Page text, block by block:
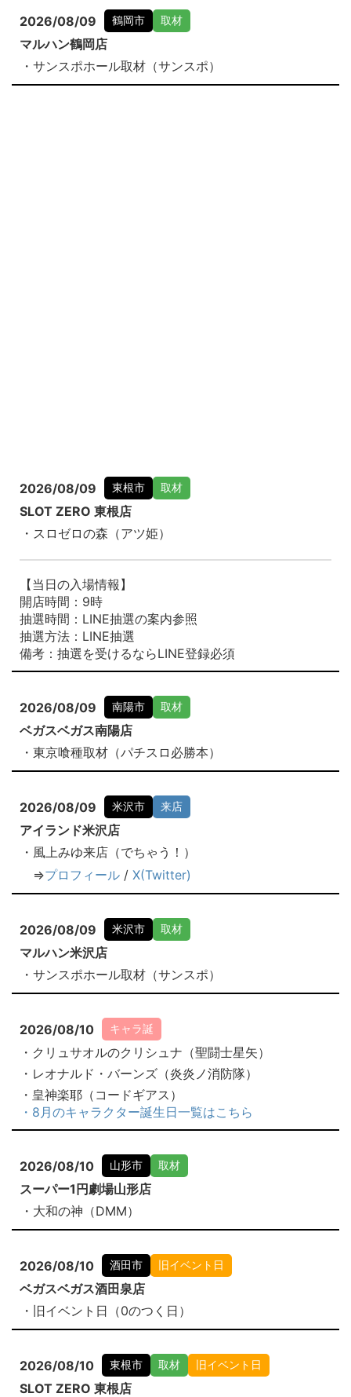
2026/08/09 鶴岡市 取材
マルハン鶴岡店
・サンスポホール取材（サンスポ）
2026/08/09 東根市 取材
SLOT ZERO 東根店
・スロゼロの森（アツ姫）
【当日の入場情報】
開店時間：9時
抽選時間：LINE抽選の案内参照
抽選方法：LINE抽選
備考：抽選を受けるならLINE登録必須
2026/08/09 南陽市 取材
ベガスベガス南陽店
・東京喰種取材（パチスロ必勝本）
2026/08/09 米沢市 来店
アイランド米沢店
・風上みゆ来店（でちゃう！）
⇒プロフィール / X(Twitter)
2026/08/09 米沢市 取材
マルハン米沢店
・サンスポホール取材（サンスポ）
2026/08/10 キャラ誕
・クリュサオルのクリシュナ（聖闘士星矢）
・レオナルド・バーンズ（炎炎ノ消防隊）
・皇神楽耶（コードギアス）
・8月のキャラクター誕生日一覧はこちら
2026/08/10 山形市 取材
スーパー1円劇場山形店
・大和の神（DMM）
2026/08/10 酒田市 旧イベント日
ベガスベガス酒田泉店
・旧イベント日（0のつく日）
2026/08/10 東根市 取材 旧イベント日
SLOT ZERO 東根店